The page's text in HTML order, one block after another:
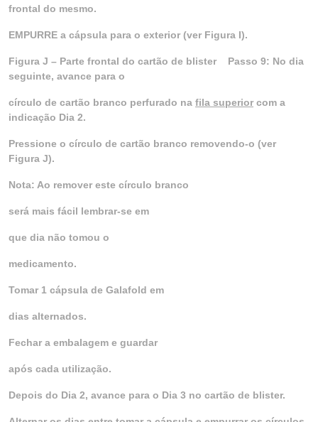
frontal do mesmo.
EMPURRE a cápsula para o exterior (ver Figura I).
Figura J – Parte frontal do cartão de blister
Passo 9: No dia
seguinte, avance para o
círculo de cartão branco perfurado na fila superior com a
indicação Dia 2.
Pressione o círculo de cartão branco removendo-o (ver
Figura J).
Nota: Ao remover este círculo branco
será mais fácil lembrar-se em
que dia não tomou o
medicamento.
Tomar 1 cápsula de Galafold em
dias alternados.
Fechar a embalagem e guardar
após cada utilização.
Depois do Dia 2, avance para o Dia 3 no cartão de blister.